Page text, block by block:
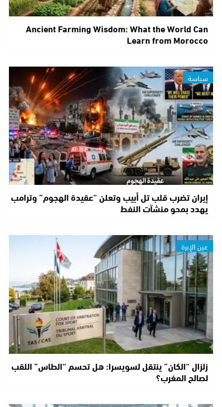
Ancient Farming Wisdom: What the World Can
Learn from Morocco
سياسة
إيران تضرب قلب تل أبيب وتعلن “عقيدة الهجوم” وترامب
يهدد بمحو منشآت النفط
عين الإبرة
زلزال “الكان” ينتقل لسويسرا: هل تحسم “الطاس” اللقب
لصالح المغرب؟